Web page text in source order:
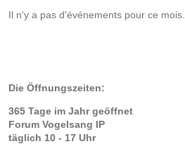
Il n'y a pas d'événements pour ce mois.
Die Öffnungszeiten:
365 Tage im Jahr geöffnet
Forum Vogelsang IP
täglich 10 - 17 Uhr